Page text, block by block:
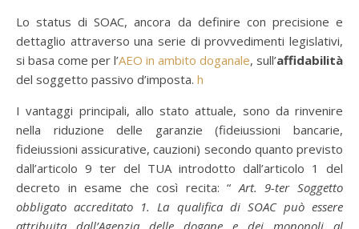
Lo status di SOAC, ancora da definire con precisione e
dettaglio attraverso una serie di provvedimenti legislativi,
si basa come per l’AEO in ambito doganale, sull’affidabilità
del soggetto passivo d’imposta. h
I vantaggi principali, allo stato attuale, sono da rinvenire
nella riduzione delle garanzie (fideiussioni bancarie,
fideiussioni assicurative, cauzioni) secondo quanto previsto
dall’articolo 9 ter del TUA introdotto dall’articolo 1 del
decreto in esame che così recita: “Art. 9-ter Soggetto
obbligato accreditato 1. La qualifica di SOAC può essere
attribuita dall’Agenzia delle dogane e dei monopoli al